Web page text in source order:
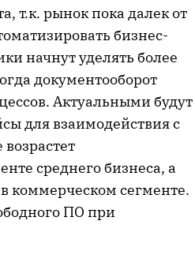
т.к. рынок пока далек от
бизнес-
начнут уделять более
документооборот
Актуальными будут
для взаимодействия с
среднего бизнеса, а
коммерческом сегменте.
ПО при